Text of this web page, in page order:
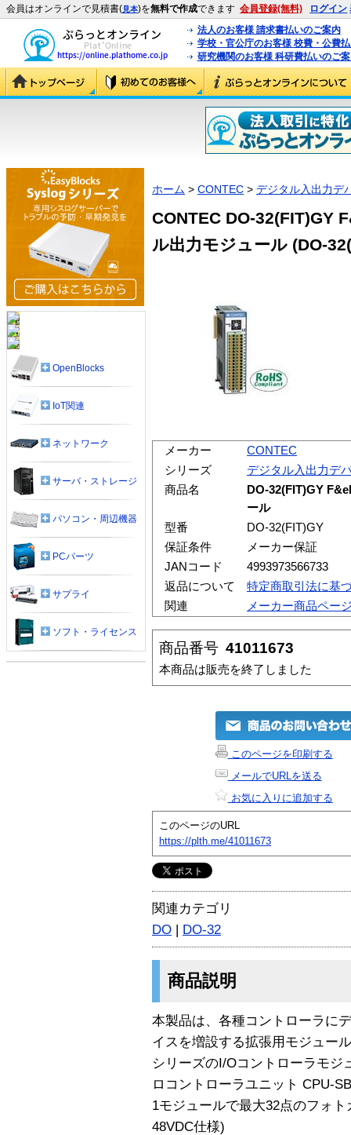
会員はオンラインで見積書(見本)を無料で作成できます 会員登録(無料) ログイン
法人のお客様 請求書払いのご案内
学校・官公庁のお客様 校費・公費
研究機関のお客様 科研費払いのご
ホーム > CONTEC > デジタル入出力デ
CONTEC DO-32(FIT)GY
ル出力モジュール (DO-
メーカー
CONTEC
シリーズ
デジタル入出力デ
商品名
DO-32(FIT)GY
ール
型番
DO-32(FIT)GY
保証条件
メーカー保証
JANコード
4993973566733
返品について
特定商取引法に基
関連
メーカー商品ペー
商品番号 41011673
本商品は販売を終了しました
このページを印刷する
メールでURLを送る
お気に入りに追加する
このページのURL
https://plth.me/41011673
関連カテゴリ
DO | DO-32
商品説明
本製品は、各種コントローラに
イスを増設する拡張用モジュー
シリーズのI/Oコントローラモジ
ロコントローラユニット CPU-
1モジュールで最大32点のフォ
48VDC仕様)
OpenBlocks
IoT関連
ネットワーク
サーバ・ストレージ
パソコン・周辺機器
PCパーツ
サプライ
ソフト・ライセンス